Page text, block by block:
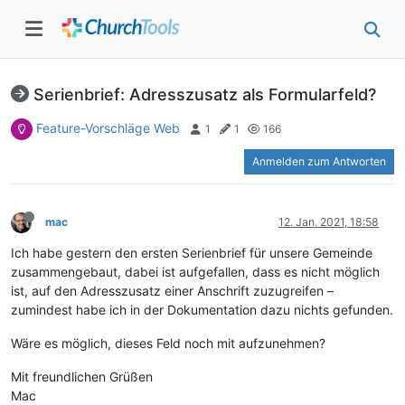
Serienbrief: Adresszusatz als Formularfeld?
Feature-Vorschläge Web 1 1 166
Anmelden zum Antworten
mac 12. Jan. 2021, 18:58
Ich habe gestern den ersten Serienbrief für unsere Gemeinde
zusammengebaut, dabei ist aufgefallen, dass es nicht möglich
ist, auf den Adresszusatz einer Anschrift zuzugreifen –
zumindest habe ich in der Dokumentation dazu nichts gefunden.
Wäre es möglich, dieses Feld noch mit aufzunehmen?
Mit freundlichen Grüßen
Mac